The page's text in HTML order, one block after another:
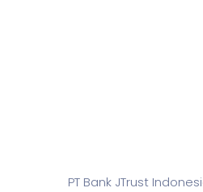
PT Bank JTrust